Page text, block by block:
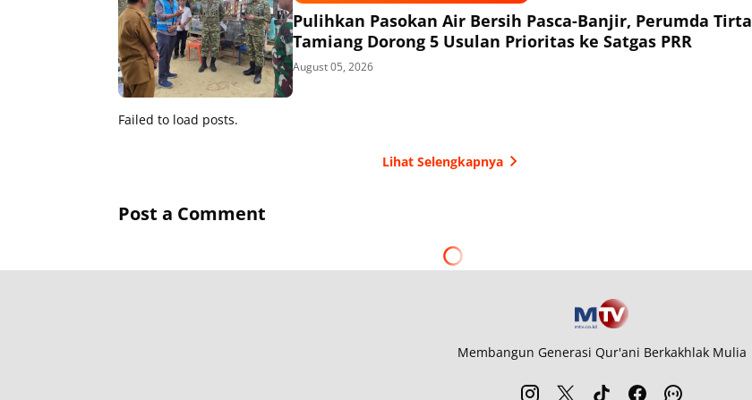
Pulihkan Pasokan Air Bersih Pasca-Banjir, Perumda Tirta
Tamiang Dorong 5 Usulan Prioritas ke Satgas PRR
August 05, 2026
Failed to load posts.
Lihat Selengkapnya
Post a Comment
Membangun Generasi Qur'ani Berkakhlak Mulia